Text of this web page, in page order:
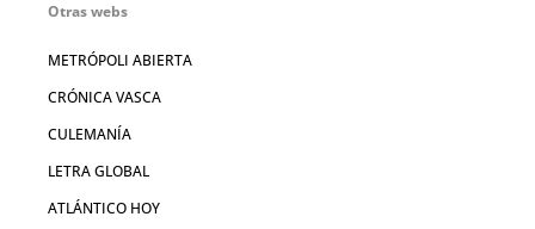
Otras webs
METRÓPOLI ABIERTA
CRÓNICA VASCA
CULEMANÍA
LETRA GLOBAL
ATLÁNTICO HOY